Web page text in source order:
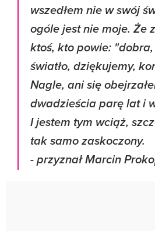
wszedłem nie w swój
ogóle jest nie moje. Że
ktoś, kto powie:
światło, dziękujemy,
Nagle, ani się
dwadzieścia parę lat i
I jestem tym wciąż,
tak samo zaskoczony.
- przyznał Marcin